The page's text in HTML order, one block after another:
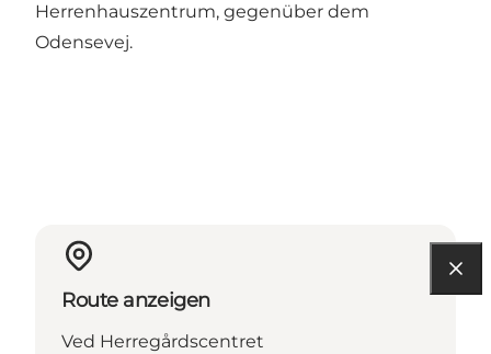
Herrenhauszentrum, gegenüber dem
Odensevej.
Route anzeigen
Ved Herregårdscentret